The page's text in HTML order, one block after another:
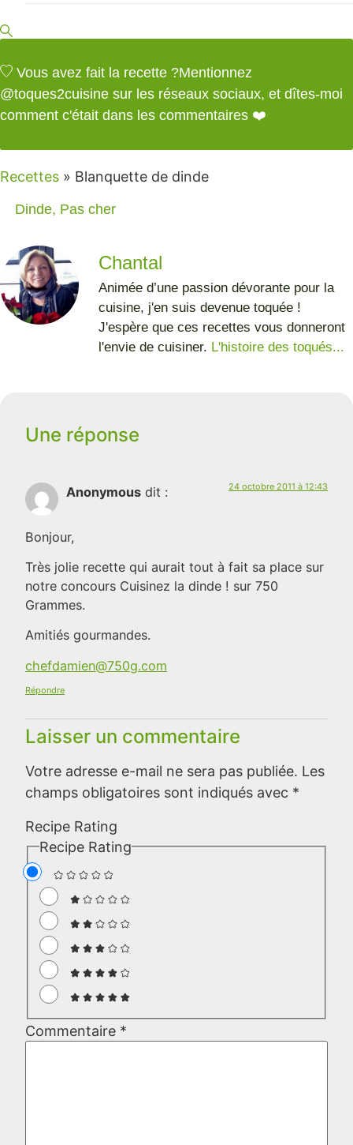
Vous avez fait la recette ?Mentionnez
@toques2cuisine sur les réseaux sociaux, et dîtes-moi
comment c'était dans les commentaires ❤️
Recettes » Blanquette de dinde
Dinde, Pas cher
Chantal
Animée d’une passion dévorante pour la
cuisine, j'en suis devenue toquée !
J'espère que ces recettes vous donneront
l'envie de cuisiner. L'histoire des toqués...
Une réponse
Anonymous dit : 24 octobre 2011 à 12:43
Bonjour,
Très jolie recette qui aurait tout à fait sa place sur
notre concours Cuisinez la dinde ! sur 750
Grammes.
Amitiés gourmandes.
chefdamien@750g.com
Répondre
Laisser un commentaire
Votre adresse e-mail ne sera pas publiée. Les
champs obligatoires sont indiqués avec *
Recipe Rating
Recipe Rating
Commentaire *